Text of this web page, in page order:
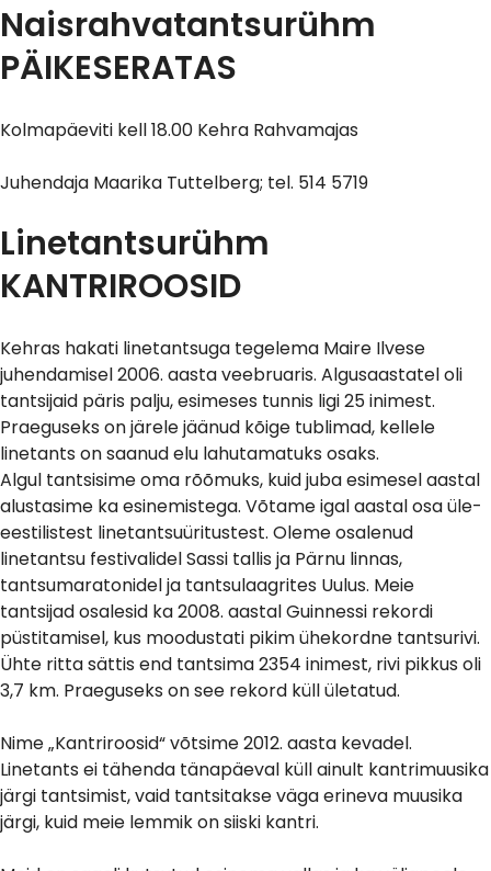
Naisrahvatantsurühm
PÄIKESERATAS
Kolmapäeviti kell 18.00 Kehra Rahvamajas
Juhendaja Maarika Tuttelberg; tel. 514 5719
Linetantsurühm
KANTRIROOSID
Kehras hakati linetantsuga tegelema Maire Ilvese
juhendamisel 2006. aasta veebruaris. Algusaastatel oli
tantsijaid päris palju, esimeses tunnis ligi 25 inimest.
Praeguseks on järele jäänud kõige tublimad, kellele
linetants on saanud elu lahutamatuks osaks.
Algul tantsisime oma rõõmuks, kuid juba esimesel aastal
alustasime ka esinemistega. Võtame igal aastal osa üle-
eestilistest linetantsuüritustest. Oleme osalenud
linetantsu festivalidel Sassi tallis ja Pärnu linnas,
tantsumaratonidel ja tantsulaagrites Uulus. Meie
tantsijad osalesid ka 2008. aastal Guinnessi rekordi
püstitamisel, kus moodustati pikim ühekordne tantsurivi.
Ühte ritta sättis end tantsima 2354 inimest, rivi pikkus oli
3,7 km. Praeguseks on see rekord küll ületatud.
Nime „Kantriroosid“ võtsime 2012. aasta kevadel.
Linetants ei tähenda tänapäeval küll ainult kantrimuusika
järgi tantsimist, vaid tantsitakse väga erineva muusika
järgi, kuid meie lemmik on siiski kantri.